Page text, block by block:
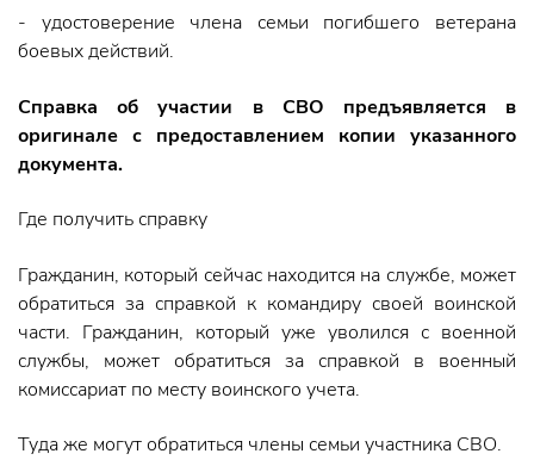
- удостоверение члена семьи погибшего ветерана
боевых действий.
Справка об участии в СВО предъявляется в
оригинале с предоставлением копии указанного
документа.
Где получить справку
Гражданин, который сейчас находится на службе, может
обратиться за справкой к командиру своей воинской
части. Гражданин, который уже уволился с военной
службы, может обратиться за справкой в военный
комиссариат по месту воинского учета.
Туда же могут обратиться члены семьи участника СВО.